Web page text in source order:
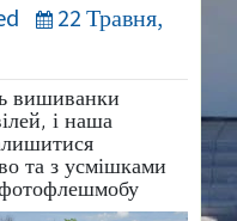
22 Травня,
вишиванки
і наша
та з усмішками
фотофлешмобу